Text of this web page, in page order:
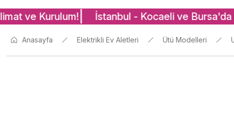
ve Kurulum! İstanbul - Kocaeli ve Bursa'da
Anasayfa Elektrikli Ev Aletleri Ütü Modelleri